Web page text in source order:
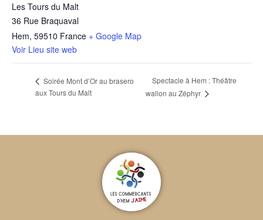
Les Tours du Malt
36 Rue Braquaval
Hem, 59510 France + Google Map
Voir Lieu site web
Soirée Mont d’Or au brasero
aux Tours du Malt
Spectacle à Hem : Théâtre
wallon au Zéphyr